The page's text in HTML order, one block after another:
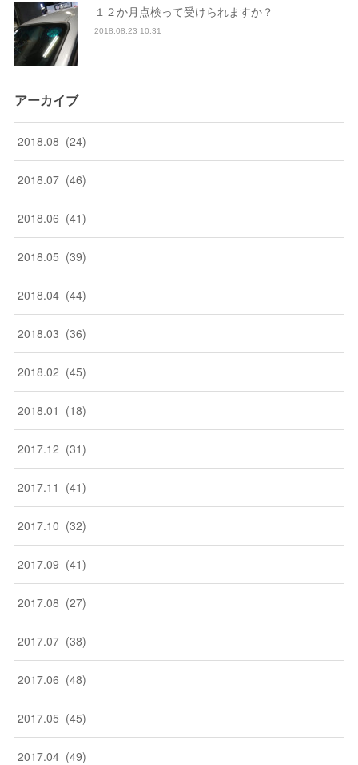
１２か月点検って受けられますか？
2018.08.23 10:31
アーカイブ
2018.08 (24)
2018.07 (46)
2018.06 (41)
2018.05 (39)
2018.04 (44)
2018.03 (36)
2018.02 (45)
2018.01 (18)
2017.12 (31)
2017.11 (41)
2017.10 (32)
2017.09 (41)
2017.08 (27)
2017.07 (38)
2017.06 (48)
2017.05 (45)
2017.04 (49)